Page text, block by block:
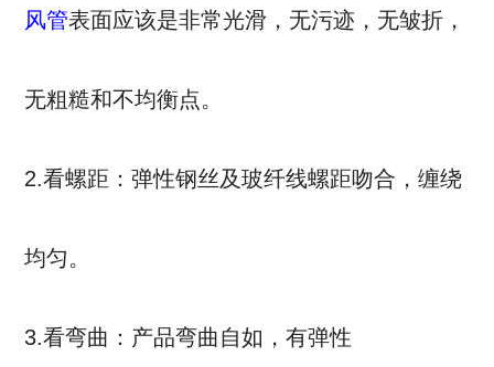
风管表面应该是非常光滑，无污迹，无皱折，
无粗糙和不均衡点。
2.看螺距：弹性钢丝及玻纤线螺距吻合，缠绕
均匀。
3.看弯曲：产品弯曲自如，有弹性